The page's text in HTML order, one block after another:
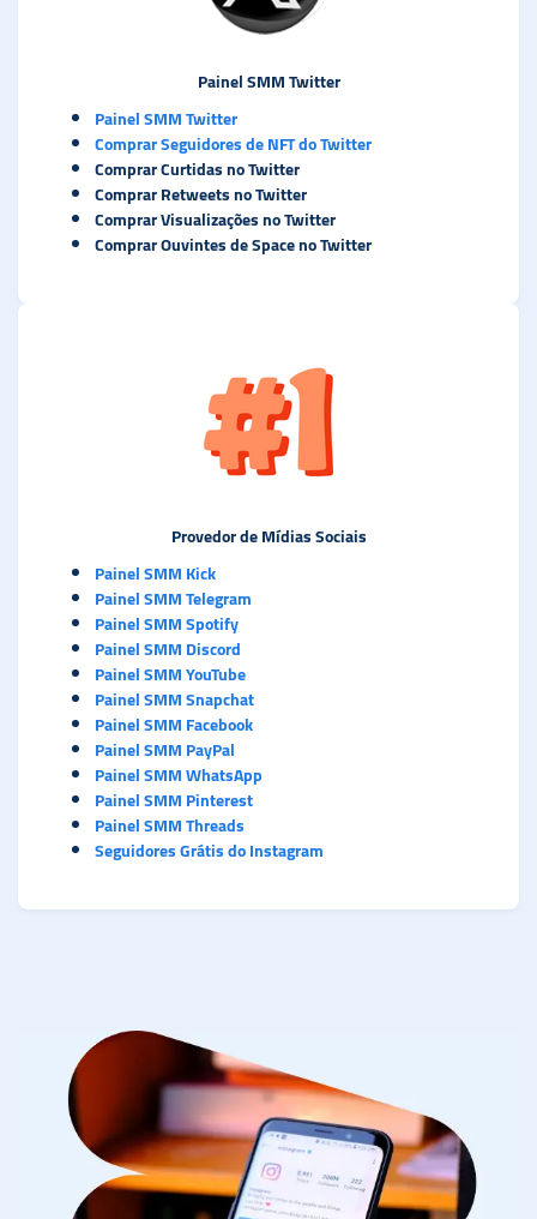
Painel SMM Twitter
Painel SMM Twitter
Comprar Seguidores de NFT do Twitter
Comprar Curtidas no Twitter
Comprar Retweets no Twitter
Comprar Visualizações no Twitter
Comprar Ouvintes de Space no Twitter
Provedor de Mídias Sociais
Painel SMM Kick
Painel SMM Telegram
Painel SMM Spotify
Painel SMM Discord
Painel SMM YouTube
Painel SMM Snapchat
Painel SMM Facebook
Painel SMM PayPal
Painel SMM WhatsApp
Painel SMM Pinterest
Painel SMM Threads
Seguidores Grátis do Instagram